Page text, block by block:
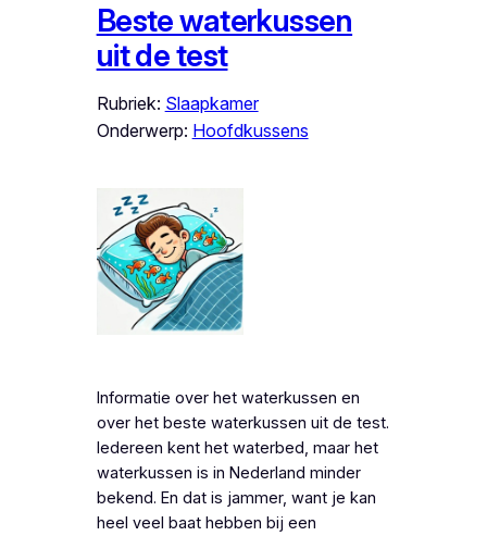
Beste waterkussen
uit de test
Rubriek: Slaapkamer
Onderwerp: Hoofdkussens
Informatie over het waterkussen en
over het beste waterkussen uit de test.
Iedereen kent het waterbed, maar het
waterkussen is in Nederland minder
bekend. En dat is jammer, want je kan
heel veel baat hebben bij een